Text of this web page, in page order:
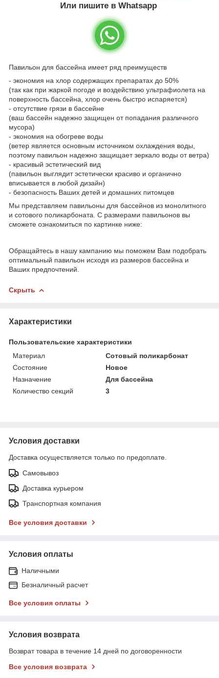
Или пишите в Whatsapp
Павильон для бассейна имеет ряд преимуществ
- экономия на хлор содержащих препаратах до 50%
(так как при жаркой погоде и воздействию ультрафиолета на
поверхность бассейна, хлор очень быстро испаряется)
- отсутствие грязи в бассейне
(ваш бассейн надежно защищен от попадания различного
мусора)
- экономия на обогреве воды
(ветер является основным источником охлаждения воды,
поэтому павильон надежно защищает зеркало воды от ветра)
- красивый эстетический вид
(павильон выглядит эстетически красиво и органично
вписывается в любой дизайн)
- безопасность Ваших детей и домашних питомцев
Мы представляем павильоны для бассейнов из монолитного
и сотового поликарбоната. С размерами павильонов вы
сможете ознакомиться по картинке ниже:
Обращайтесь в нашу кампанию мы поможем Вам подобрать
оптимальный павильон исходя из размеров бассейна и
Ваших предпочтений.
Скрыть
Характеристики
Пользовательские характеристики
Материал
Сотовый поликарбонат
Состояние
Новое
Назначение
Для бассейна
Количество секций
3
Условия доставки
Доставка осуществляется только по предоплате.
Самовывоз
Доставка курьером
Транспортная компания
Все условия доставки
Условия оплаты
Наличными
Безналичный расчет
Все условия оплаты
Условия возврата
Возврат товара в течение 14 дней по договоренности
Все условия возврата